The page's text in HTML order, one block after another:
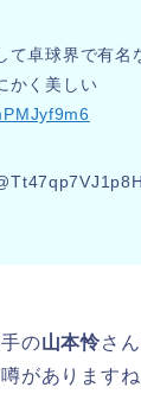
て卓球界で有名
かく美しい
の山本怜さ
がありますね